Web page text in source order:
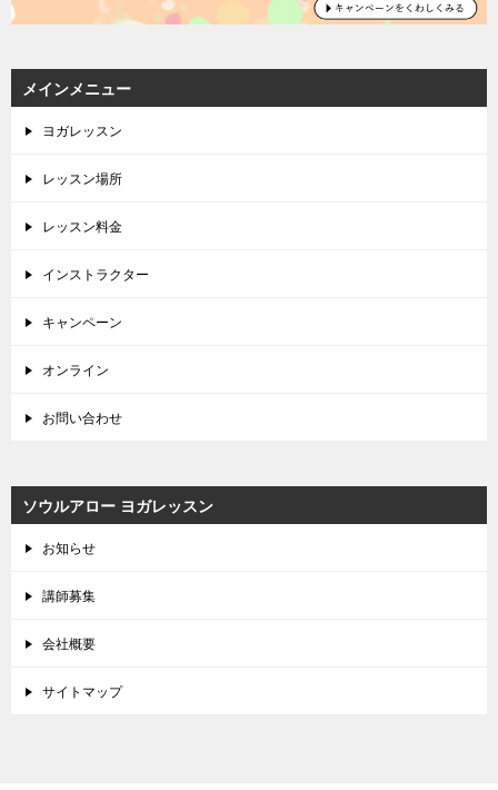
メインメニュー
ヨガレッスン
レッスン場所
レッスン料金
インストラクター
キャンペーン
オンライン
お問い合わせ
ソウルアロー ヨガレッスン
お知らせ
講師募集
会社概要
サイトマップ